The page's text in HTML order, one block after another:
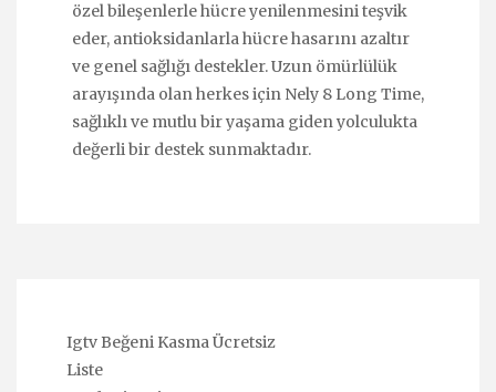
özel bileşenlerle hücre yenilenmesini teşvik
eder, antioksidanlarla hücre hasarını azaltır
ve genel sağlığı destekler. Uzun ömürlülük
arayışında olan herkes için Nely 8 Long Time,
sağlıklı ve mutlu bir yaşama giden yolculukta
değerli bir destek sunmaktadır.
Igtv Beğeni Kasma Ücretsiz
Liste